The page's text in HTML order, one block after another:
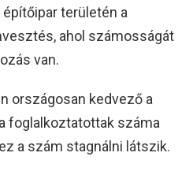
területén a
ahol számosságát
van.
országosan kedvező a
foglalkoztatottak száma
a szám stagnálni látszik.